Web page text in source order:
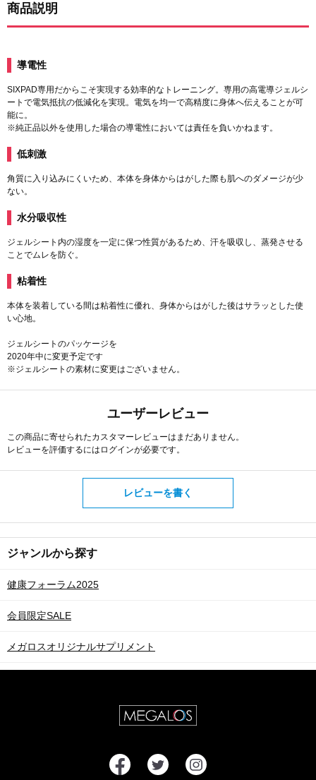
商品説明
導電性
SIXPAD専用だからこそ実現する効率的なトレーニング。専用の高電導ジェルシ
ートで電気抵抗の低減化を実現。電気を均一で高精度に身体へ伝えることが可
能に。
※純正品以外を使用した場合の導電性においては責任を負いかねます。
低刺激
角質に入り込みにくいため、本体を身体からはがした際も肌へのダメージが少
ない。
水分吸収性
ジェルシート内の湿度を一定に保つ性質があるため、汗を吸収し、蒸発させる
ことでムレを防ぐ。
粘着性
本体を装着している間は粘着性に優れ、身体からはがした後はサラッとした使
い心地。
ジェルシートのパッケージを
2020年中に変更予定です
※ジェルシートの素材に変更はございません。
ユーザーレビュー
この商品に寄せられたカスタマーレビューはまだありません。
レビューを評価するには ログインが必要です。
レビューを書く
ジャンルから探す
健康フォーラム2025
会員限定SALE
メガロスオリジナルサプリメント